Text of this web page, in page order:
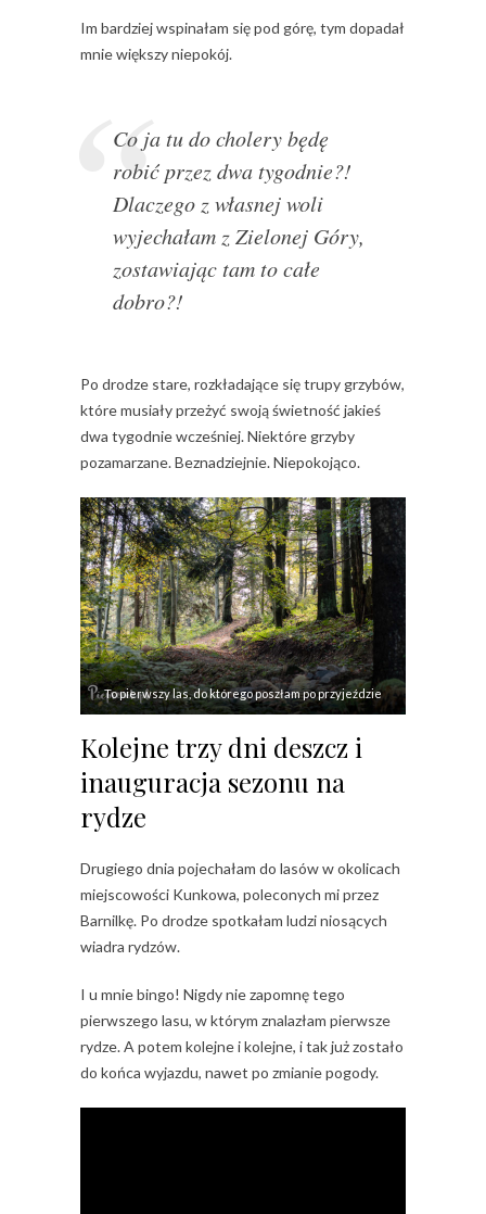
Im bardziej wspinałam się pod górę, tym dopadał
mnie większy niepokój.
Co ja tu do cholery będę
robić przez dwa tygodnie?!
Dlaczego z własnej woli
wyjechałam z Zielonej Góry,
zostawiając tam to całe
dobro?!
Po drodze stare, rozkładające się trupy grzybów,
które musiały przeżyć swoją świetność jakieś
dwa tygodnie wcześniej. Niektóre grzyby
pozamarzane. Beznadziejnie. Niepokojąco.
To pierwszy las, do którego poszłam po przyjeździe
Kolejne trzy dni deszcz i
inauguracja sezonu na
rydze
Drugiego dnia pojechałam do lasów w okolicach
miejscowości Kunkowa, poleconych mi przez
Barnilkę. Po drodze spotkałam ludzi niosących
wiadra rydzów.
I u mnie bingo! Nigdy nie zapomnę tego
pierwszego lasu, w którym znalazłam pierwsze
rydze. A potem kolejne i kolejne, i tak już zostało
do końca wyjazdu, nawet po zmianie pogody.